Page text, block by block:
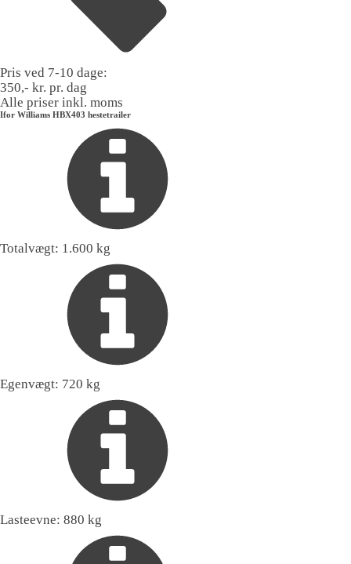
Pris ved 7-10 dage:
350,- kr. pr. dag
Alle priser inkl. moms
Ifor Williams HBX403 hestetrailer
Totalvægt: 1.600 kg
Egenvægt: 720 kg
Lasteevne: 880 kg